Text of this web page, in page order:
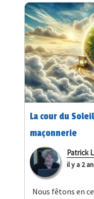
La cour du
maçonnerie
Patrick
il y a 2
Nous fêtons en